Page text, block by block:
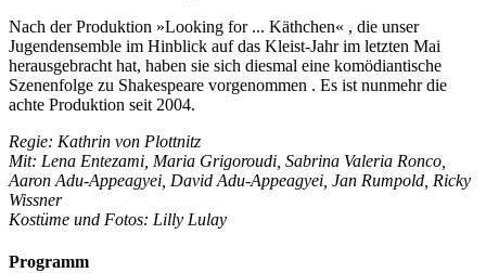
Nach der Produktion »Looking for ... Käthchen« , die unser
Jugendensemble im Hinblick auf das Kleist-Jahr im letzten Mai
herausgebracht hat, haben sie sich diesmal eine komödiantische
Szenenfolge zu Shakespeare vorgenommen . Es ist nunmehr die
achte Produktion seit 2004.
Regie: Kathrin von Plottnitz
Mit: Lena Entezami, Maria Grigoroudi, Sabrina Valeria Ronco,
Aaron Adu-Appeagyei, David Adu-Appeagyei, Jan Rumpold, Ricky
Wissner
Kostüme und Fotos: Lilly Lulay
Programm